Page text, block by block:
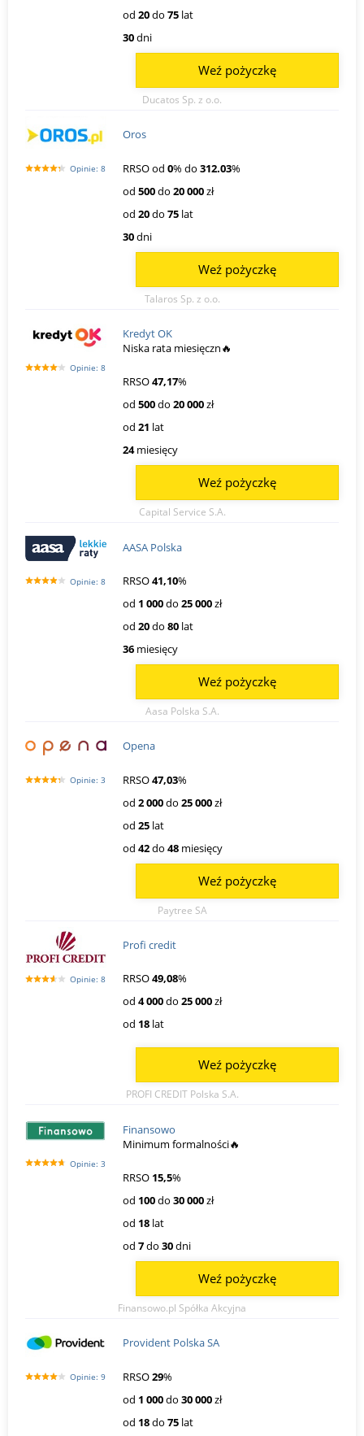
od 20do 75 lat
30dni
Ducatos Sp. z o.o.
Weź pożyczkę
Opinie: 8
Oros
RRSO od 0% do 312.03%
od 500do 20 000zł
od 20do 75 lat
30dni
Talaros Sp. z o.o.
Weź pożyczkę
Opinie: 8
Kredyt OK
Niska rata miesięczn🔥
RRSO47,17%
od 500do 20 000zł
od 21 lat
24miesięcy
Capital Service S.A.
Weź pożyczkę
Opinie: 8
AASA Polska
RRSO41,10%
od 1 000do 25 000zł
od 20do 80 lat
36 miesięcy
Aasa Polska S.A.
Weź pożyczkę
Opinie: 3
Opena
RRSO47,03%
od 2 000do 25 000zł
od 25 lat
od 42do 48 miesięcy
Paytree SA
Weź pożyczkę
Opinie: 8
Profi credit
RRSO49,08%
od 4 000do 25 000zł
od 18 lat
PROFI CREDIT Polska S.A.
Weź pożyczkę
Opinie: 3
Finansowo
Minimum formalności🔥
RRSO 15,5%
od 100do 30 000zł
od 18 lat
od 7do 30dni
Finansowo.pl Spółka Akcyjna
Weź pożyczkę
Opinie: 9
Provident Polska SA
RRSO29%
od 1 000do 30 000zł
od 18do 75 lat